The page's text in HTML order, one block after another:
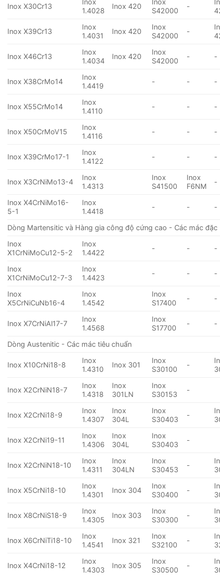
Inox X30Cr13
Inox
1.4028
Inox 420
Inox
S42000
-
Inox X39Cr13
Inox
1.4031
Inox 420
Inox
S42000
-
Inox X46Cr13
Inox
1.4034
Inox 420
Inox
S42000
- -
Inox X38CrMo14
Inox
1.4419
- - -
Inox X55CrMo14
Inox
1.4110
- - -
Inox X50CrMoV15
Inox
1.4116
- - -
Inox X39CrMo17-1
Inox
1.4122
- - -
Inox X3CrNiMo13-4
Inox
1.4313
Inox
S41500
Inox
F6NM
-
Inox X4CrNiMo16-
5-1
Inox
1.4418
- - -
Dòng Martensitic và Hàng gia công độ cứng cao - Các mác đặc
Inox
X1CrNiMoCu12-5-2
Inox
1.4422
- - -
Inox
X1CrNiMoCu12-7-3
Inox
1.4423
- - -
Inox
X5CrNiCuNb16-4
Inox
1.4542
Inox
S17400
- -
Inox X7CrNiAl17-7
Inox
1.4568
Inox
S17700
- -
Dòng Austenitic - Các mác tiêu chuẩn
Inox X10CrNi18-8
Inox
1.4310
Inox 301
Inox
S30100
-
Inox X2CrNiN18-7
Inox
1.4318
Inox
301LN
Inox
S30153
-
Inox X2CrNi18-9
Inox
1.4307
Inox
304L
Inox
S30403
-
Inox X2CrNi19-11
Inox
1.4306
Inox
304L
Inox
S30403
-
Inox X2CrNiN18-10
Inox
1.4311
Inox
304LN
Inox
S30453
-
Inox X5CrNi18-10
Inox
1.4301
Inox 304
Inox
S30400
-
Inox X8CrNiS18-9
Inox
1.4305
Inox 303
Inox
S30300
-
Inox X6CrNiTi18-10
Inox
1.4541
Inox 321
Inox
S32100
-
Inox X4CrNi18-12
Inox
1.4303
Inox 305
Inox
S30500
-